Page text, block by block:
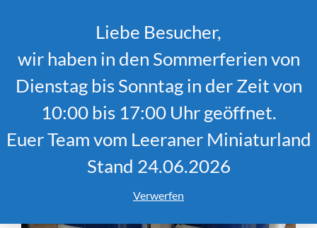
Liebe Besucher,
wir haben in den Sommerferien von
Dienstag bis Sonntag in der Zeit von
10:00 bis 17:00 Uhr geöffnet.
Euer Team vom Leeraner Miniaturland
Stand 24.06.2026
Verwerfen